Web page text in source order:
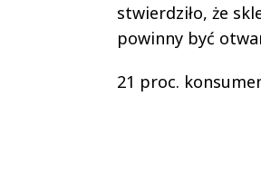
stwierdziło, że
powinny być
21 proc.